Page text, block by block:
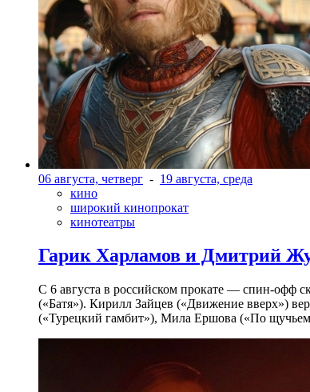
06 августа, четверг - 19 августа, среда
кино
широкий кинопрокат
кинотеатры
Гарик Харламов и Дмитрий
С 6 августа в российском прокате — спин-офф
(«Батя»). Кирилл Зайцев («Движение вверх»)
(«Турецкий гамбит»), Мила Ершова («По